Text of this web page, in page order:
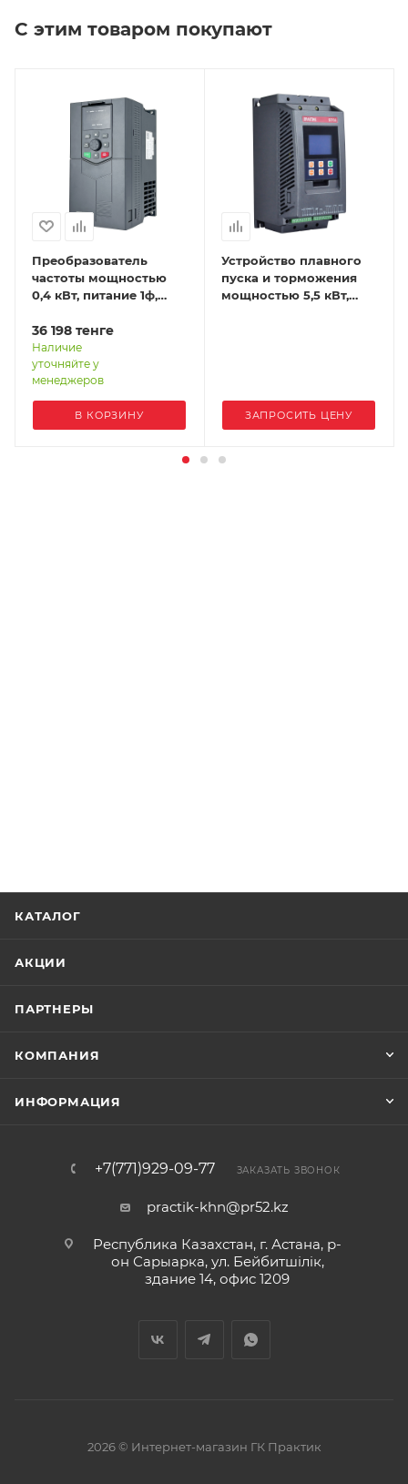
С этим товаром покупают
Преобразователь
частоты мощностью
0,4 кВт, питание 1ф,
EFIP-LA3-0R4G-2S
36 198 тенге
Наличие
уточняйте у
менеджеров
В КОРЗИНУ
Устройство плавного
пуска и торможения
мощностью 5,5 кВт,
ЗАПРОСИТЬ ЦЕНУ
КАТАЛОГ
АКЦИИ
ПАРТНЕРЫ
КОМПАНИЯ
ИНФОРМАЦИЯ
+7(771)929-09-77 ЗАКАЗАТЬ ЗВОНОК
practik-khn@pr52.kz
Республика Казахстан, г. Астана, р-
он Сарыарка, ул. Бейбитшiлiк,
здание 14, офис 1209
2026 © Интернет-магазин ГК Практик